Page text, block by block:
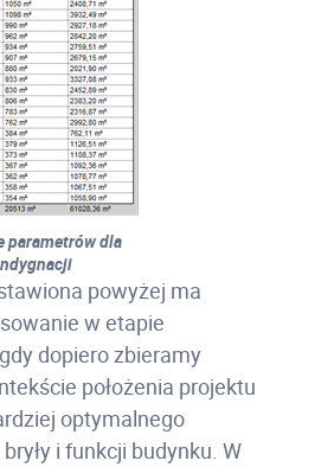
parametrów dla
powyżej ma
w etapie
dopiero zbieramy
położenia projektu
optymalnego
i funkcji budynku. W